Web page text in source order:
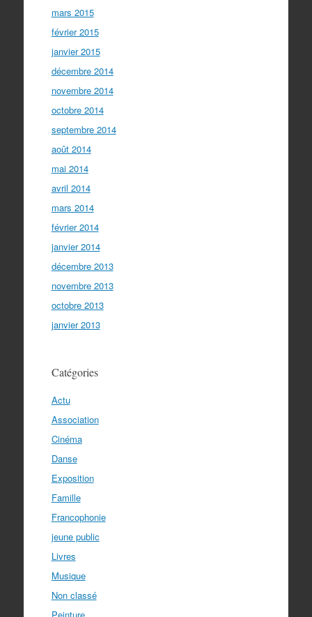
mars 2015
février 2015
janvier 2015
décembre 2014
novembre 2014
octobre 2014
septembre 2014
août 2014
mai 2014
avril 2014
mars 2014
février 2014
janvier 2014
décembre 2013
novembre 2013
octobre 2013
janvier 2013
Catégories
Actu
Association
Cinéma
Danse
Exposition
Famille
Francophonie
jeune public
Livres
Musique
Non classé